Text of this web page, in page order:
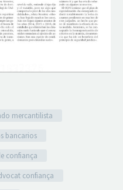
mercantilista
bancarios
confiança
confiança